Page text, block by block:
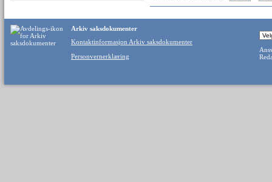
Arkiv saksdokumenter
Kontaktinformasjon Arkiv saksdokumenter
Personvernerklæring